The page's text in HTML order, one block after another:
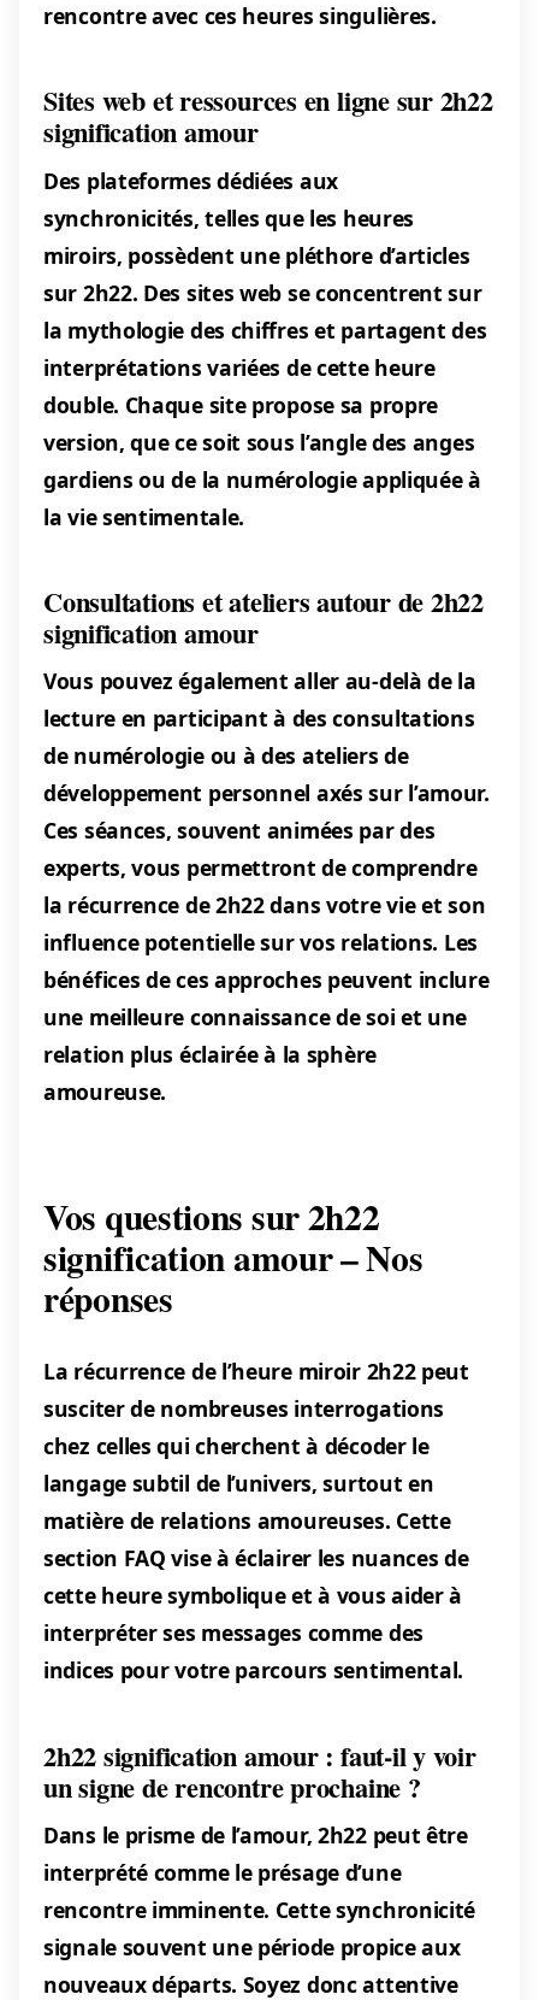
rencontre avec ces heures singulières.
Sites web et ressources en ligne sur 2h22
signification amour
Des plateformes dédiées aux
synchronicités, telles que les heures
miroirs, possèdent une pléthore d’articles
sur 2h22. Des sites web se concentrent sur
la mythologie des chiffres et partagent des
interprétations variées de cette heure
double. Chaque site propose sa propre
version, que ce soit sous l’angle des anges
gardiens ou de la numérologie appliquée à
la vie sentimentale.
Consultations et ateliers autour de 2h22
signification amour
Vous pouvez également aller au-delà de la
lecture en participant à des consultations
de numérologie ou à des ateliers de
développement personnel axés sur l’amour.
Ces séances, souvent animées par des
experts, vous permettront de comprendre
la récurrence de 2h22 dans votre vie et son
influence potentielle sur vos relations. Les
bénéfices de ces approches peuvent inclure
une meilleure connaissance de soi et une
relation plus éclairée à la sphère
amoureuse.
Vos questions sur 2h22
signification amour – Nos
réponses
La récurrence de l’heure miroir 2h22 peut
susciter de nombreuses interrogations
chez celles qui cherchent à décoder le
langage subtil de l’univers, surtout en
matière de relations amoureuses. Cette
section FAQ vise à éclairer les nuances de
cette heure symbolique et à vous aider à
interpréter ses messages comme des
indices pour votre parcours sentimental.
2h22 signification amour : faut-il y voir
un signe de rencontre prochaine ?
Dans le prisme de l’amour, 2h22 peut être
interprété comme le présage d’une
rencontre imminente. Cette synchronicité
signale souvent une période propice aux
nouveaux départs. Soyez donc attentive